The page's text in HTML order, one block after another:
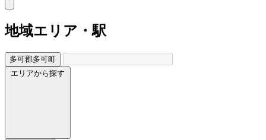
地域エリア・駅
多可郡多可町
エリアから探す